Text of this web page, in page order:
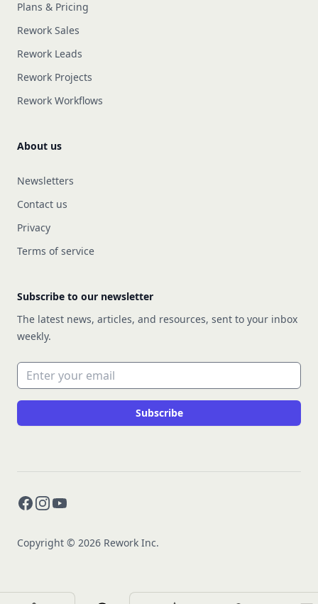
Plans & Pricing
Rework Sales
Rework Leads
Rework Projects
Rework Workflows
About us
Newsletters
Contact us
Privacy
Terms of service
Subscribe to our newsletter
The latest news, articles, and resources, sent to your inbox
weekly.
Email address
Subscribe
Facebook
Instagram
YouTube
Copyright © 2026 Rework Inc.